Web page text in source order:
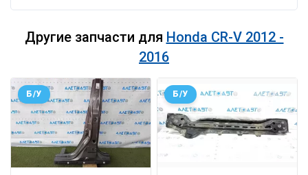
Другие запчасти для Honda CR-V 2012 -
2016
Б/У Б/У